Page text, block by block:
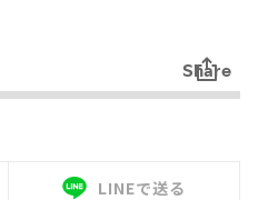
LINEで送る